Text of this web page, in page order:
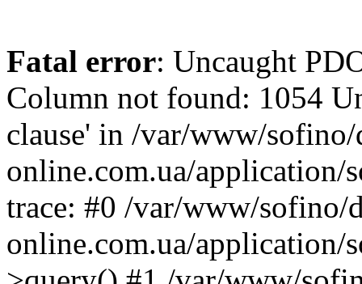
Fatal error: Uncaught
Column not found: 1054
clause' in /var/www/
online.com.ua/application/
trace: #0 /var/www/sofino/
online.com.ua/application/